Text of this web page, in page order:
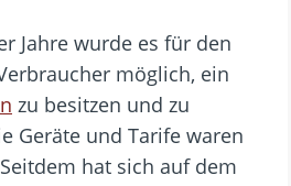
Jahre wurde es für den
möglich, ein
zu besitzen und zu
Geräte und Tarife waren
hat sich auf dem